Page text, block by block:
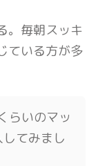
。毎朝スッキ
ている方が多
らいのマッ
てみまし